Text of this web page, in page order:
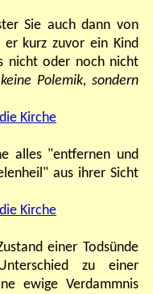
Sie auch dann von
er kurz zuvor ein Kind
nicht oder noch nicht
Polemik, sondern
Kirche
alles "entfernen und
aus ihrer Sicht
Kirche
einer Todsünde
zu einer
ewige Verdammnis